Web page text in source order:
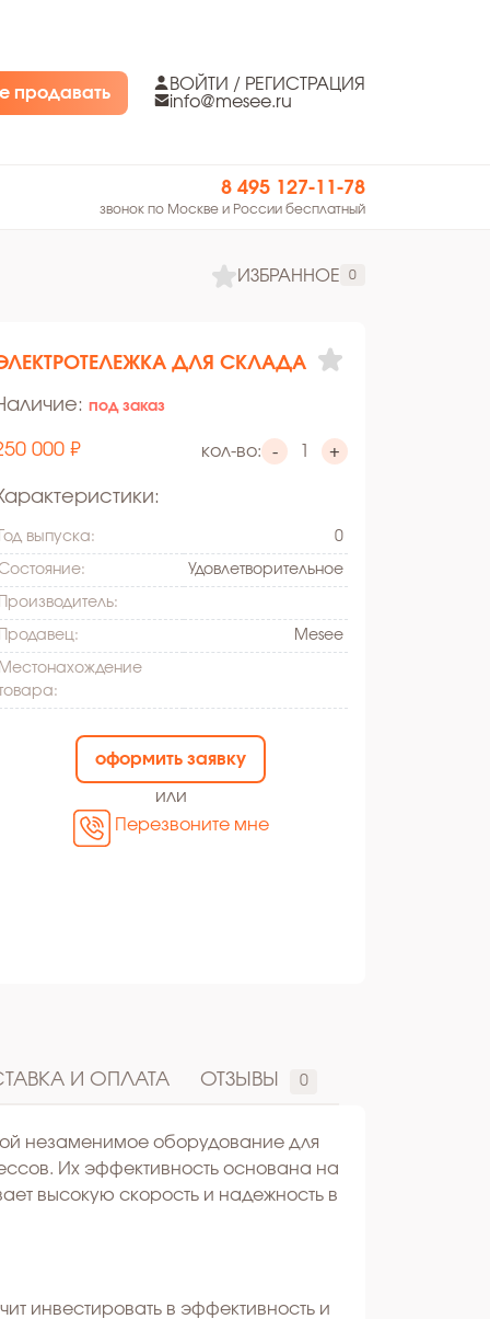
продавать
ВОЙТИ / РЕГИСТРАЦИЯ
info@mesee.ru
8 495 127-11-78
звонок по Москве и России бесплатный
ИЗБРАННОЕ 0
ДЛЯ СКЛАДА
под заказ
000 ₽ кол-во: - +
выпуска: 0
Удовлетворительное
Mesee
оформить заявку
или
Перезвоните мне
И ОПЛАТА ОТЗЫВЫ 0
незаменимое оборудование для
Их эффективность основана на
высокую скорость и надежность в
инвестировать в эффективность и